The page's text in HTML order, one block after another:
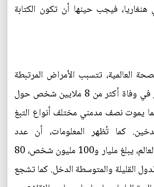
فيجب حينها أن تكون الكتابة
العالمية، تتسبب الأمراض المرتبطة
بتدخين السجائر في وفاة أكثر من 8 ملايين شخص حول
يموت نصف مدمني مختلف أنواع التبغ
كما تُظهر المعلومات، أن عدد
المدخنين حول العالم، يبلغ مليار و100 مليون شخص، 80
القليلة والمتوسطة الدخل. كما تشجع